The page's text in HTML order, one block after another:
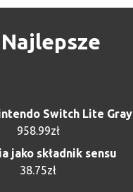
Najlepsze
Switch Lite Gray
958.99zł
jako składnik sensu
38.75zł